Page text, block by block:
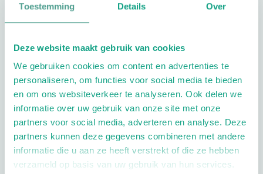
Toestemming Details Over
Deze website maakt gebruik van cookies
We gebruiken cookies om content en advertenties te
personaliseren, om functies voor social media te bieden
en om ons websiteverkeer te analyseren. Ook delen we
informatie over uw gebruik van onze site met onze
partners voor social media, adverteren en analyse. Deze
partners kunnen deze gegevens combineren met andere
informatie die u aan ze heeft verstrekt of die ze hebben
verzameld op basis van uw gebruik van hun services.
Schrijf ook een review
Extra opties